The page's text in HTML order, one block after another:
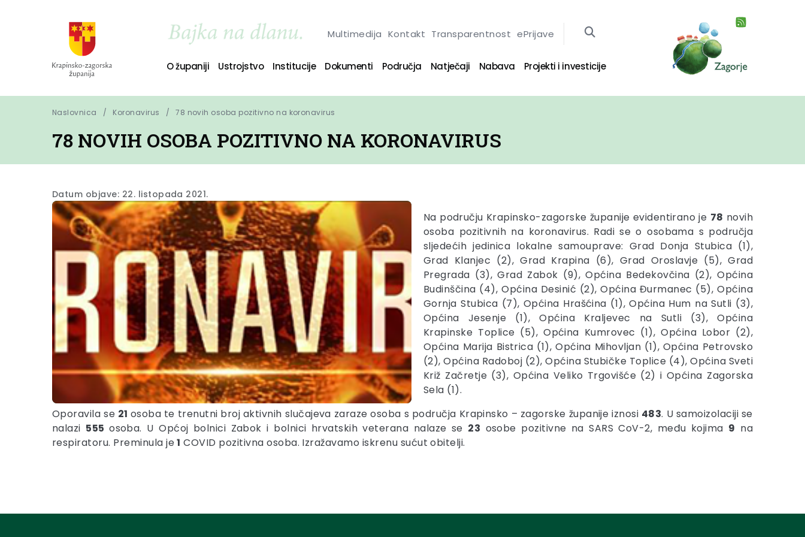
Multimedija Kontakt Transparentnost ePrijave
O županiji Ustrojstvo Institucije Dokumenti Područja Natječaji Nabava Projekti i investicije
Naslovnica Koronavirus 78 novih osoba pozitivno na koronavirus
78 NOVIH OSOBA POZITIVNO NA KORONAVIRUS
Datum objave: 22. listopada 2021.
Na području Krapinsko-zagorske županije evidentirano je 78 novih
osoba pozitivnih na koronavirus. Radi se o osobama s područja
sljedećih jedinica lokalne samouprave: Grad Donja Stubica (1),
Grad Klanjec (2), Grad Krapina (6), Grad Oroslavje (5), Grad
Pregrada (3), Grad Zabok (9), Općina Bedekovčina (2), Općina
Budinščina (4), Općina Desinić (2), Općina Đurmanec (5), Općina
Gornja Stubica (7), Općina Hrašćina (1), Općina Hum na Sutli (3),
Općina Jesenje (1), Općina Kraljevec na Sutli (3), Općina
Krapinske Toplice (5), Općina Kumrovec (1), Općina Lobor (2),
Općina Marija Bistrica (1), Općina Mihovljan (1), Općina Petrovsko
(2), Općina Radoboj (2), Općina Stubičke Toplice (4), Općina Sveti
Križ Začretje (3), Općina Veliko Trgovišće (2) i Općina Zagorska
Sela (1).
Oporavila se 21 osoba te trenutni broj aktivnih slučajeva zaraze osoba s područja Krapinsko – zagorske županije iznosi 483. U samoizolaciji se
nalazi 555osoba. U Općoj bolnici Zabok i bolnici hrvatskih veterana nalaze se 23 osobe pozitivne na SARS CoV-2, među kojima 9 na
respiratoru. Preminula je1 COVID pozitivna osoba. Izražavamo iskrenu sućut obitelji.